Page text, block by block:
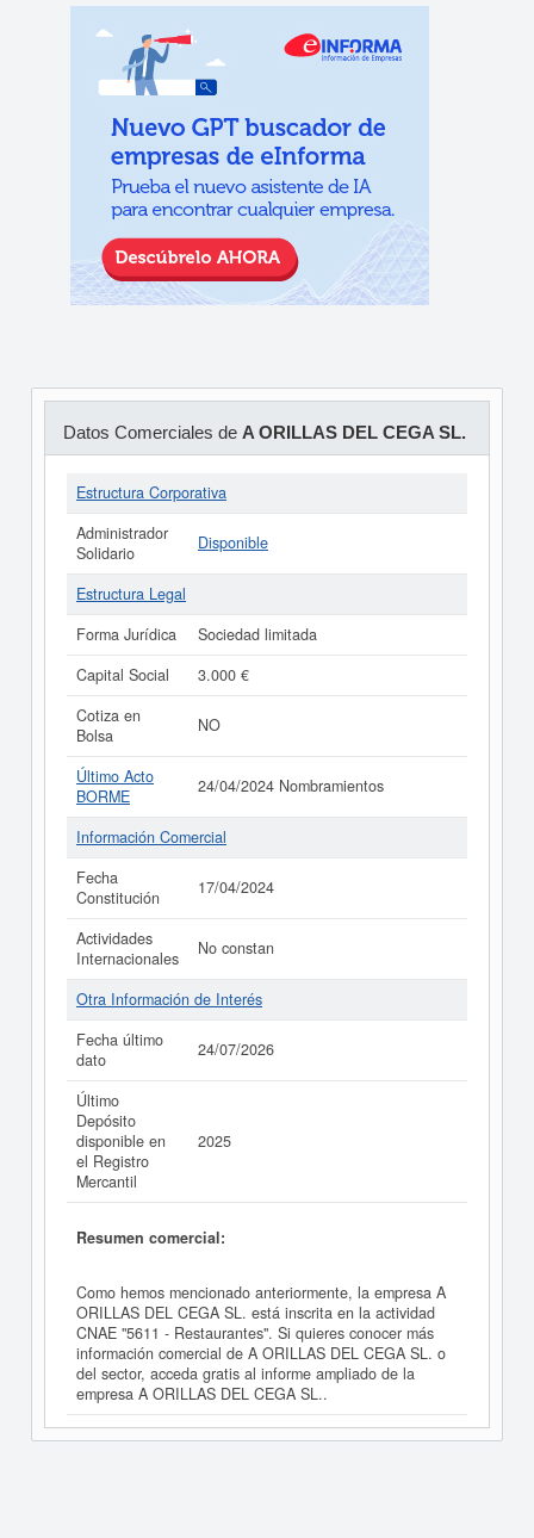
Datos Comerciales de A ORILLAS DEL CEGA SL.
Estructura Corporativa
Administrador
Solidario
Disponible
Estructura Legal
Forma Jurídica
Sociedad limitada
Capital Social
3.000 €
Cotiza en
Bolsa
NO
Último Acto
BORME
24/04/2024 Nombramientos
Información Comercial
Fecha
Constitución
17/04/2024
Actividades
Internacionales
No constan
Otra Información de Interés
Fecha último
dato
24/07/2026
Último
Depósito
disponible en
el Registro
Mercantil
2025
Resumen comercial:
Como hemos mencionado anteriormente, la empresa A
ORILLAS DEL CEGA SL. está inscrita en la actividad
CNAE "5611 - Restaurantes". Si quieres conocer más
información comercial de A ORILLAS DEL CEGA SL. o
del sector, acceda gratis al informe ampliado de la
empresa A ORILLAS DEL CEGA SL..